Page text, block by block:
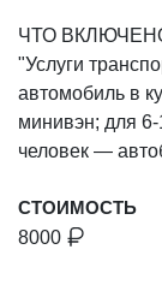
ЧТО
"Услуги
автомобиль в
минивэн; для
человек —
СТОИМОСТЬ
8000